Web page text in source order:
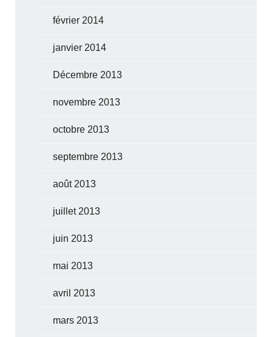
février 2014
janvier 2014
Décembre 2013
novembre 2013
octobre 2013
septembre 2013
août 2013
juillet 2013
juin 2013
mai 2013
avril 2013
mars 2013